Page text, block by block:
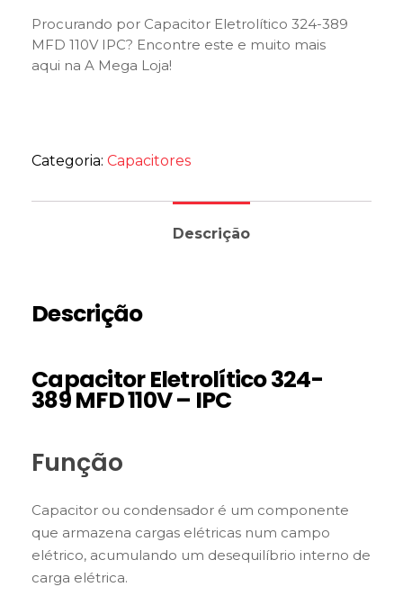
Procurando por Capacitor Eletrolítico 324-389
MFD 110V IPC? Encontre este e muito mais
aqui na A Mega Loja!
Categoria: Capacitores
Descrição
Descrição
Capacitor Eletrolítico 324-
389 MFD 110V – IPC
Função
Capacitor ou condensador é um componente
que armazena cargas elétricas num campo
elétrico, acumulando um desequilíbrio interno de
carga elétrica.